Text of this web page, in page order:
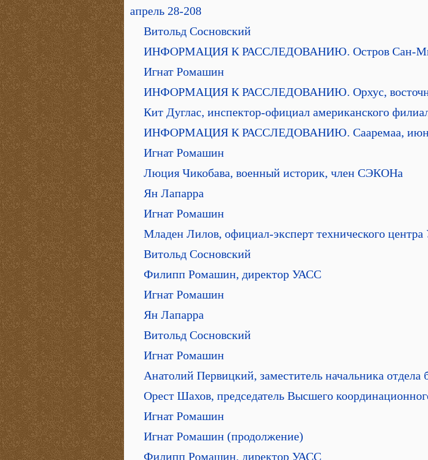
апрель 28-208
Витольд Сосновский
ИНФОРМАЦИЯ К РАССЛЕДОВАНИЮ. Остров Сан-
Игнат Ромашин
ИНФОРМАЦИЯ К РАССЛЕДОВАНИЮ. Орхус,
Кит Дуглас, инспектор-официал американского
ИНФОРМАЦИЯ К РАССЛЕДОВАНИЮ. Сааремаа,
Игнат Ромашин
Люция Чикобава, военный историк, член СЭКОНа
Ян Лапарра
Игнат Ромашин
Младен Лилов, официал-эксперт технического
Витольд Сосновский
Филипп Ромашин, директор УАСС
Игнат Ромашин
Ян Лапарра
Витольд Cосновский
Игнат Ромашин
Анатолий Первицкий, заместитель начальника отдела
Орест Шахов, председатель Высшего
Игнат Ромашин
Игнат Ромашин (продолжение)
Филипп Ромашин, директор УАСС